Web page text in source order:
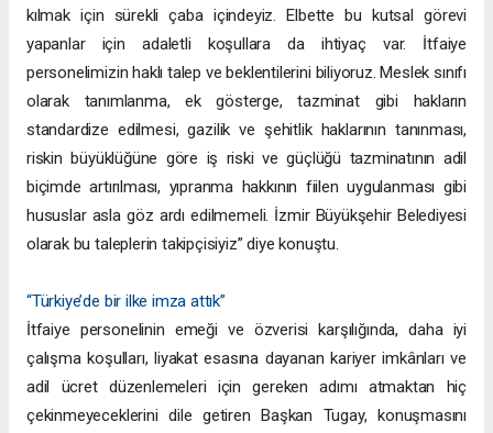
kılmak için sürekli çaba içindeyiz. Elbette bu kutsal görevi
yapanlar için adaletli koşullara da ihtiyaç var. İtfaiye
personelimizin haklı talep ve beklentilerini biliyoruz. Meslek sınıfı
olarak tanımlanma, ek gösterge, tazminat gibi hakların
standardize edilmesi, gazilik ve şehitlik haklarının tanınması,
riskin büyüklüğüne göre iş riski ve güçlüğü tazminatının adil
biçimde artırılması, yıpranma hakkının fiilen uygulanması gibi
hususlar asla göz ardı edilmemeli. İzmir Büyükşehir Belediyesi
olarak bu taleplerin takipçisiyiz” diye konuştu.
“Türkiye’de bir ilke imza attık”
İtfaiye personelinin emeği ve özverisi karşılığında, daha iyi
çalışma koşulları, liyakat esasına dayanan kariyer imkânları ve
adil ücret düzenlemeleri için gereken adımı atmaktan hiç
çekinmeyeceklerini dile getiren Başkan Tugay, konuşmasını